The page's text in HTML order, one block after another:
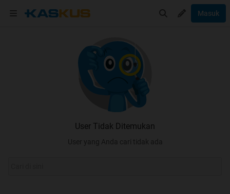
Masuk
User Tidak Ditemukan
User yang Anda cari tidak ada